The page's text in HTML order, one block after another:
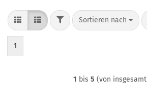
FILTERSortieren nach
Sortieren nach
1
1 bis 5 (von insgesamt